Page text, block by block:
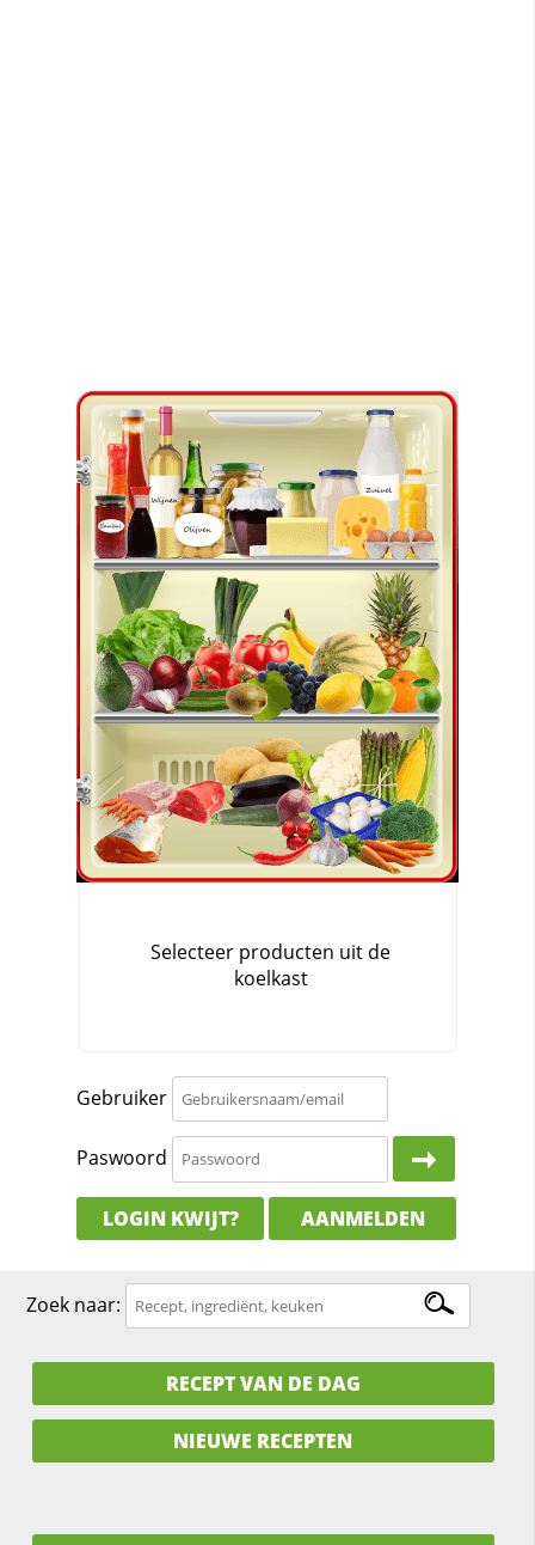
Gebruiker
Paswoord
LOGIN KWIJT? AANMELDEN
Zoek naar:
RECEPT VAN DE DAG
NIEUWE RECEPTEN